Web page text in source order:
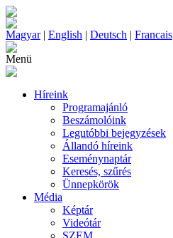
Magyar| English | Deutsch | Francais
Menü
Híreink
Programajánló
Beszámolóink
Legutóbbi bejegyzések
Állandó híreink
Eseménynaptár
Keresés, szűrés
Ünnepkörök
Média
Képtár
Videótár
SZEM